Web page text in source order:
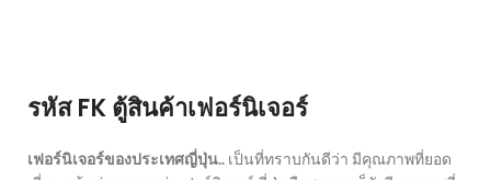
รหัส FK ตู้สินค้าเฟอร์นิเจอร์
เฟอร์นิเจอร์ของประเทศญี่ปุ่น.. เป็นที่ทราบกันดีว่า มีคุณภาพที่ยอด